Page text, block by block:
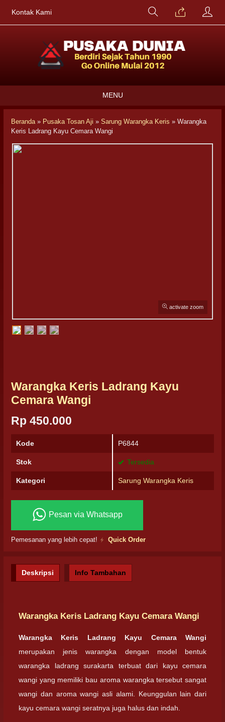
Kontak Kami
MENU
Beranda» Pusaka Tosan Aji » Sarung Warangka Keris » Warangka
Keris Ladrang Kayu Cemara Wangi
activate zoom
Warangka Keris Ladrang Kayu
Cemara Wangi
Rp 450.000
Kode P6844
Stok Tersedia
Kategori Sarung Warangka Keris
Pesan via Whatsapp
Pemesanan yang lebih cepat! Quick Order
Deskripsi Info Tambahan
Warangka Keris Ladrang Kayu Cemara Wangi
Warangka Keris Ladrang Kayu Cemara Wangi
merupakan jenis warangka dengan model bentuk
warangka ladrang surakarta terbuat dari kayu cemara
wangi yang memiliki bau aroma warangka tersebut sangat
wangi dan aroma wangi asli alami. Keunggulan lain dari
kayu cemara wangi seratnya juga halus dan indah.